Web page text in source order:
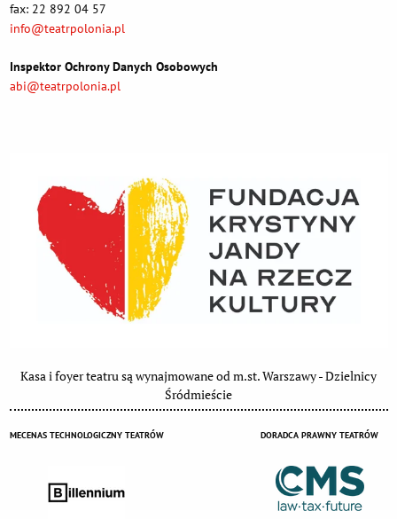
fax: 22 892 04 57
info@teatrpolonia.pl
Inspektor Ochrony Danych Osobowych
abi@teatrpolonia.pl
Kasa i foyer teatru są wynajmowane od m.st. Warszawy - Dzielnicy
Śródmieście
MECENAS TECHNOLOGICZNY TEATRÓW DORADCA PRAWNY TEATRÓW